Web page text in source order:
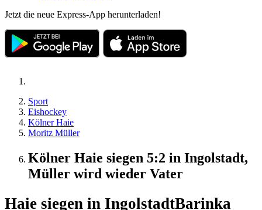
Jetzt die neue Express-App herunterladen!
Sport
Eishockey
Kölner Haie
Moritz Müller
Kölner Haie siegen 5:2 in Ingolstadt,
Müller wird wieder Vater
Haie siegen in IngolstadtBarinka